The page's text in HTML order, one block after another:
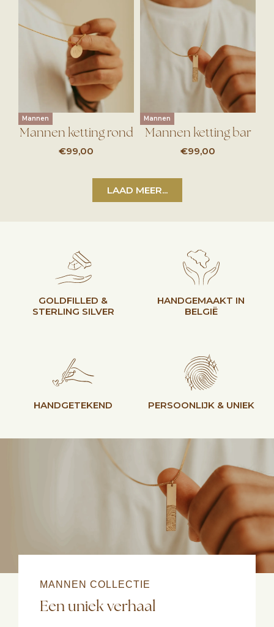
Mannen
Mannen ketting rond
€99,00
Mannen
Mannen ketting bar
€99,00
LAAD MEER...
GOLDFILLED &
STERLING SILVER
HANDGEMAAKT IN
BELGIË
HANDGETEKEND PERSOONLIJK & UNIEK
MANNEN COLLECTIE
Een uniek verhaal